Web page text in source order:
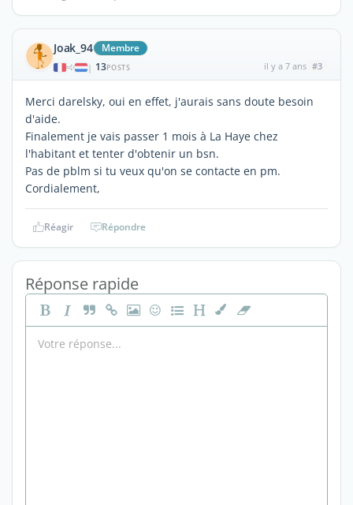
Joak_94 Membre
| 13POSTS il y a 7 ans #3
Merci darelsky, oui en effet, j'aurais sans doute besoin
d'aide.
Finalement je vais passer 1 mois à La Haye chez
l'habitant et tenter d'obtenir un bsn.
Pas de pblm si tu veux qu'on se contacte en pm.
Cordialement,
Réagir Répondre
Réponse rapide